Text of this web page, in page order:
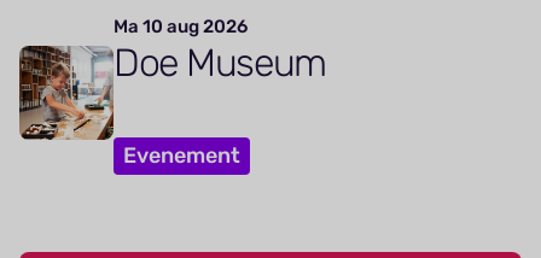
Ma 10 aug 2026
Doe Museum
Evenement